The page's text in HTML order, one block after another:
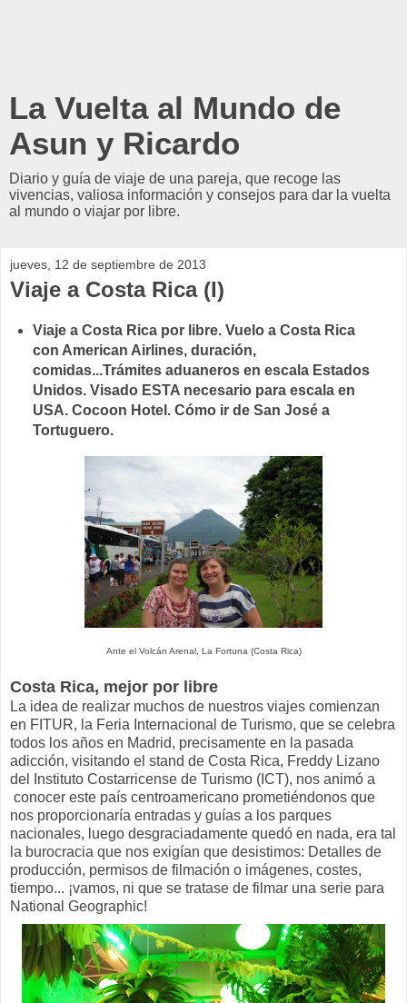
La Vuelta al Mundo de
Asun y Ricardo
Diario y guía de viaje de una pareja, que recoge las
vivencias, valiosa información y consejos para dar la vuelta
al mundo o viajar por libre.
jueves, 12 de septiembre de 2013
Viaje a Costa Rica (I)
Viaje a Costa Rica por libre. Vuelo a Costa Rica
con American Airlines, duración,
comidas...Trámites aduaneros en escala Estados
Unidos. Visado ESTA necesario para escala en
USA. Cocoon Hotel. Cómo ir de San José a
Tortuguero.
Ante el Volcán Arenal, La Fortuna (Costa Rica)
Costa Rica, mejor por libre
La idea de realizar muchos de nuestros viajes comienzan
en FITUR, la Feria Internacional de Turismo, que se celebra
todos los años en Madrid, precisamente en la pasada
adicción, visitando el stand de Costa Rica, Freddy Lizano
del Instituto Costarricense de Turismo (ICT), nos animó a
conocer este país centroamericano prometiéndonos que
nos proporcionaría entradas y guías a los parques
nacionales, luego desgraciadamente quedó en nada, era tal
la burocracia que nos exigían que desistimos: Detalles de
producción, permisos de filmación o imágenes, costes,
tiempo... ¡vamos, ni que se tratase de filmar una serie para
National Geographic!